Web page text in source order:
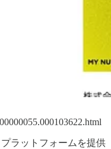
ラットフォームを提供